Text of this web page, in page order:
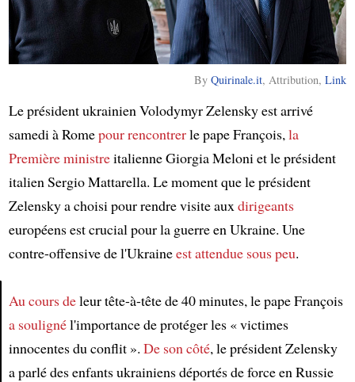
Article
ByQuirinale.it, Attribution,Link
Le président ukrainien Volodymyr Zelensky est arrivé
samedi à Romepour rencontrerle pape François, la
Première ministreitalienne Giorgia Meloni et le président
italien Sergio Mattarella. Le moment que le président
Zelensky a choisi pour rendre visite aux dirigeants
européens est crucial pour la guerre en Ukraine. Une
contre-offensive de l'Ukraineest attendue sous peu.
Au cours deleur tête-à-tête de 40 minutes, le pape François
a soulignél'importance de protéger les « victimes
innocentes du conflit ». De son côté, le président Zelensky
a parlé des enfants ukrainiens déportés de force en Russie